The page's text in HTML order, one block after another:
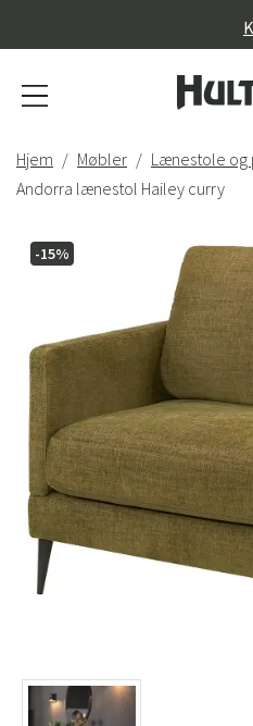
Hjem Møbler Lænestole og
Andorra lænestol Hailey curry
-15%